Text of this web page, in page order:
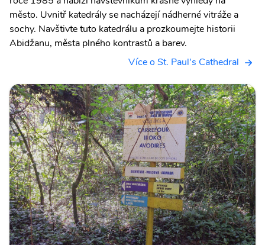
město. Uvnitř katedrály se nacházejí nádherné vitráže a
sochy. Navštivte tuto katedrálu a prozkoumejte historii
Abidžanu, města plného kontrastů a barev.
Více o St. Paul's Cathedral